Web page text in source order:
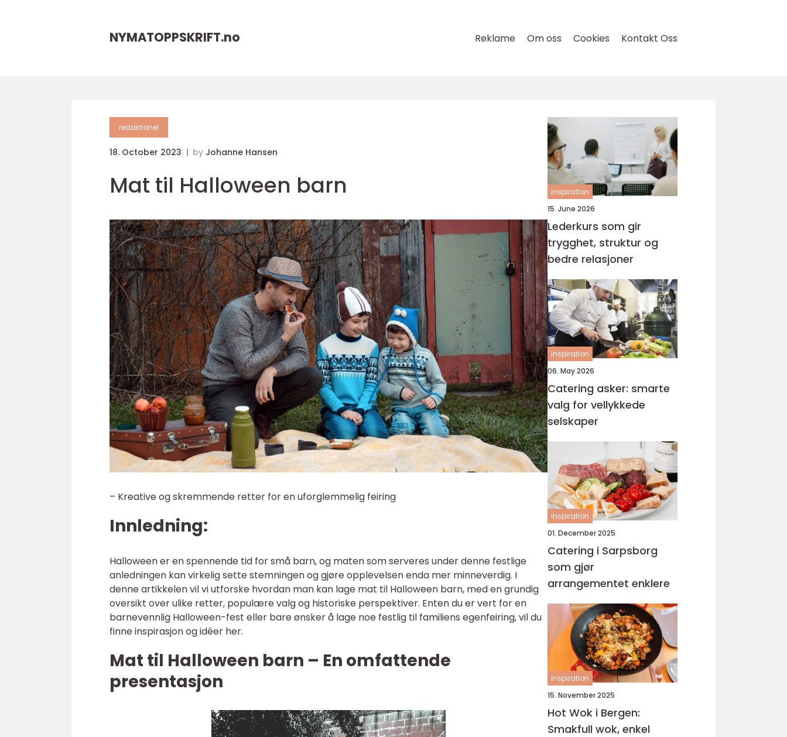
NYMATOPPSKRIFT.no Reklame Om oss Cookies Kontakt Oss
redaktionel
18. October 2023 by Johanne Hansen
Mat til Halloween barn
– Kreative og skremmende retter for en uforglemmelig feiring
Innledning:
Halloween er en spennende tid for små barn, og maten som serveres under denne festlige
anledningen kan virkelig sette stemningen og gjøre opplevelsen enda mer minneverdig. I
denne artikkelen vil vi utforske hvordan man kan lage mat til Halloween barn, med en grundig
oversikt over ulike retter, populære valg og historiske perspektiver. Enten du er vert for en
barnevennlig Halloween-fest eller bare ønsker å lage noe festlig til familiens egenfeiring, vil du
finne inspirasjon og idéer her.
Mat til Halloween barn – En omfattende
presentasjon
inspiration
15. June 2026
Lederkurs som gir
trygghet, struktur og
bedre relasjoner
inspiration
06. May 2026
Catering asker: smarte
valg for vellykkede
selskaper
inspiration
01. December 2025
Catering i Sarpsborg
som gjør
arrangementet enklere
inspiration
15. November 2025
Hot Wok i Bergen:
Smakfull wok, enkel